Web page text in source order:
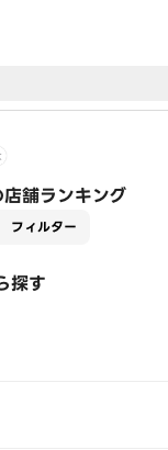
舗ランキング
フィルター
探す